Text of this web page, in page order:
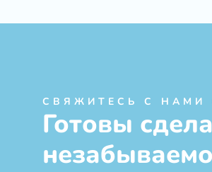
СВЯЖИТЕСЬ С НАМИ
Готовы